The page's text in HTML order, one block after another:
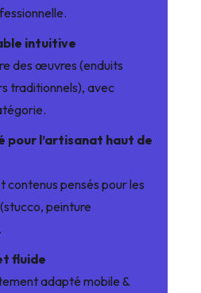
intuitive
des œuvres (enduits
traditionnels), avec
pour l’artisanat haut de
contenus pensés pour les
peinture
fluide
adapté mobile &